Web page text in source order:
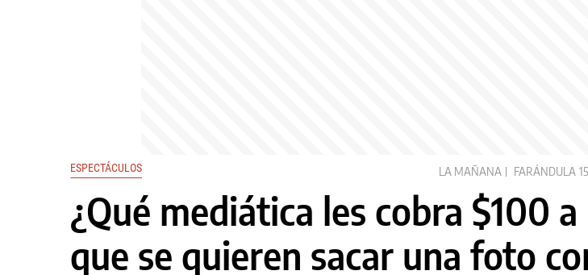
ESPECTÁCULOS LA MAÑANA FARÁNDULA
¿Qué mediática les cobra $100 a
que se quieren sacar una foto